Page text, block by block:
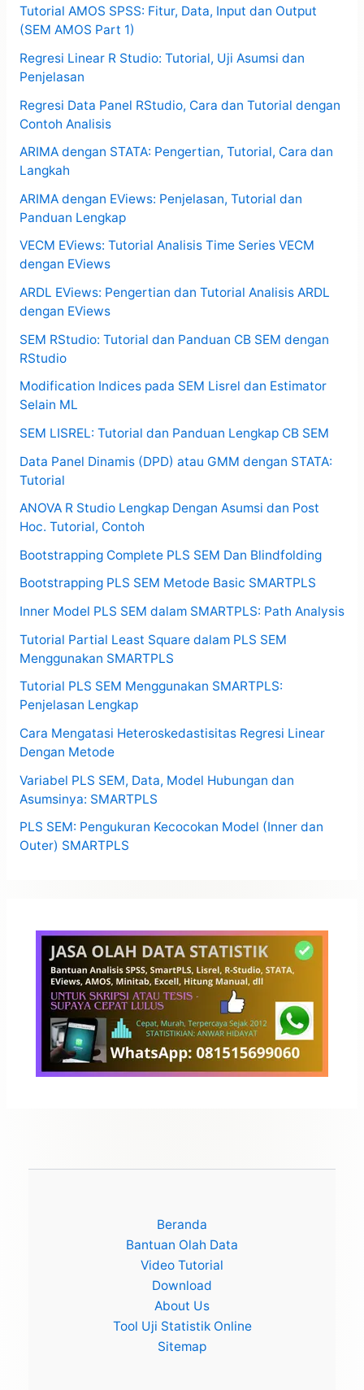
Tutorial AMOS SPSS: Fitur, Data, Input dan Output
(SEM AMOS Part 1)
Regresi Linear R Studio: Tutorial, Uji Asumsi dan
Penjelasan
Regresi Data Panel RStudio, Cara dan Tutorial dengan
Contoh Analisis
ARIMA dengan STATA: Pengertian, Tutorial, Cara dan
Langkah
ARIMA dengan EViews: Penjelasan, Tutorial dan
Panduan Lengkap
VECM EViews: Tutorial Analisis Time Series VECM
dengan EViews
ARDL EViews: Pengertian dan Tutorial Analisis ARDL
dengan EViews
SEM RStudio: Tutorial dan Panduan CB SEM dengan
RStudio
Modification Indices pada SEM Lisrel dan Estimator
Selain ML
SEM LISREL: Tutorial dan Panduan Lengkap CB SEM
Data Panel Dinamis (DPD) atau GMM dengan STATA:
Tutorial
ANOVA R Studio Lengkap Dengan Asumsi dan Post
Hoc. Tutorial, Contoh
Bootstrapping Complete PLS SEM Dan Blindfolding
Bootstrapping PLS SEM Metode Basic SMARTPLS
Inner Model PLS SEM dalam SMARTPLS: Path Analysis
Tutorial Partial Least Square dalam PLS SEM
Menggunakan SMARTPLS
Tutorial PLS SEM Menggunakan SMARTPLS:
Penjelasan Lengkap
Cara Mengatasi Heteroskedastisitas Regresi Linear
Dengan Metode
Variabel PLS SEM, Data, Model Hubungan dan
Asumsinya: SMARTPLS
PLS SEM: Pengukuran Kecocokan Model (Inner dan
Outer) SMARTPLS
Beranda
Bantuan Olah Data
Video Tutorial
Download
About Us
Tool Uji Statistik Online
Sitemap